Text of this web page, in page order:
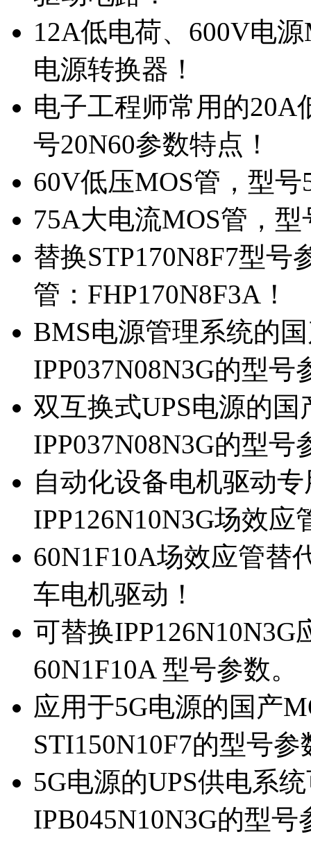
12A低电荷、600V电
电源转换器！
电子工程师常用的20A
号20N60参数特点！
60V低压MOS管，型
75A大电流MOS管，
替换STP170N8F7型
管：FHP170N8F3A！
BMS电源管理系统的
IPP037N08N3G的型号
双互换式UPS电源的
IPP037N08N3G的型号
自动化设备电机驱动
IPP126N10N3G场效应
60N1F10A场效应管替
车电机驱动！
可替换
60N1F10A 型号参数。
应用于5G电源的国产
STI150N10F7的型号参
5G电源的UPS供电系
IPB045N10N3G的型号